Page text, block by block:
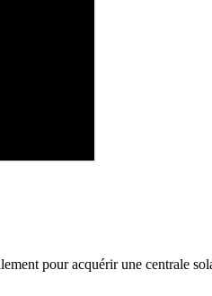
pour acquérir une centrale